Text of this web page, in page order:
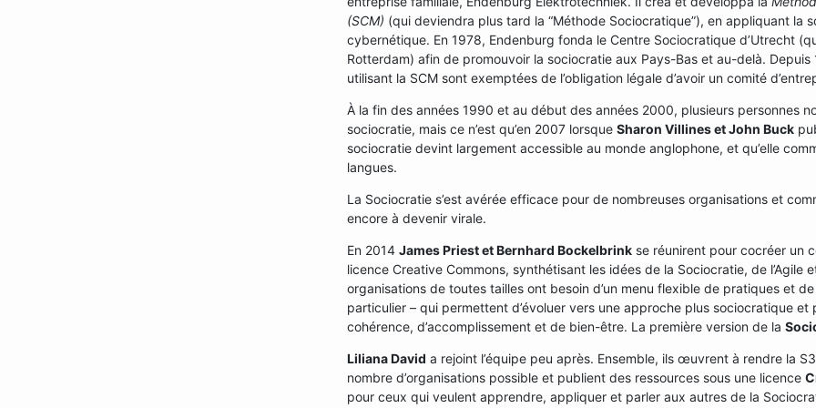
(SCM) (qui deviendra plus tard la “Méthode Sociocratique”), en appliquant la
cybernétique. En 1978, Endenburg fonda le Centre Sociocratique d’Utrecht
Rotterdam) afin de promouvoir la sociocratie aux Pays-Bas et au-delà.
utilisant la SCM sont exemptées de l’obligation légale d’avoir un comité
À la fin des années 1990 et au début des années 2000, plusieurs personnes
sociocratie, mais ce n’est qu’en 2007 lorsque Sharon Villines et John Buck
sociocratie devint largement accessible au monde anglophone, et qu’elle
langues.
La Sociocratie s’est avérée efficace pour de nombreuses organisations et
encore à devenir virale.
En 2014 James Priest et Bernhard Bockelbrink se réunirent pour cocréer un
licence Creative Commons, synthétisant les idées de la Sociocratie, de l’Agile
organisations de toutes tailles ont besoin d’un menu flexible de pratiques et
particulier – qui permettent d’évoluer vers une approche plus sociocratique et
cohérence, d’accomplissement et de bien-être. La première version de la
Liliana David a rejoint l’équipe peu après. Ensemble, ils œuvrent à rendre la
nombre d’organisations possible et publient des ressources sous une licence
pour ceux qui veulent apprendre, appliquer et parler aux autres de la